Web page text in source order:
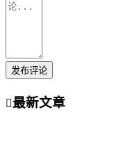
发布评论
最新文章